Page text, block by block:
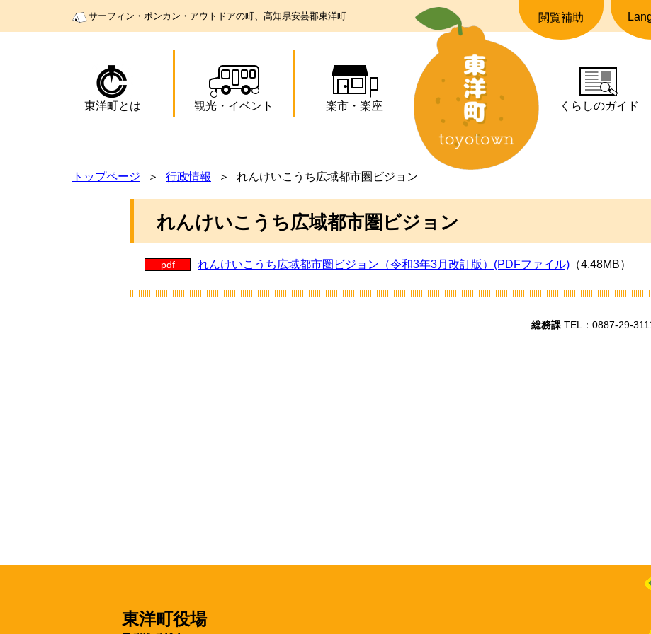
閲覧補助
サーフィン・ポンカン・アウトドアの町、高知県安芸郡東洋町
東洋町とは 観光 ・ イベント 楽市・楽座 くらしのガイド
トップページ 行政情報 れんけいこうち広域都市圏ビジョン
れんけいこうち広域都市圏ビジョン
pdf れんけいこうち広域都市圏ビジョン（令和3年3月改訂版）(PDFファイル) （4.48MB）
総務課 TEL：0887-29-
東洋町役場